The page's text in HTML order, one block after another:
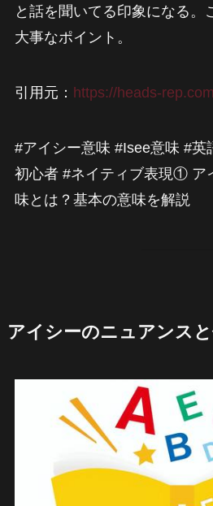
と話を聞いてる印象になる。
大事なポイント。
引用元： https://heads-
#アイシー意味 #Isee意味 #英
初心者 #ネイティブ表現① ア
味とは？基本の意味を解説
アイシーのニュアンス